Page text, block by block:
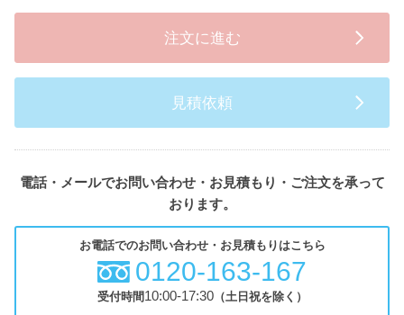
注文に進む
見積依頼
電話・メールでお問い合わせ・お見積もり・ご注文を承って
おります。
お電話でのお問い合わせ・お見積もりはこちら
0120-163-167
受付時間10:00-17:30（土日祝を除く）